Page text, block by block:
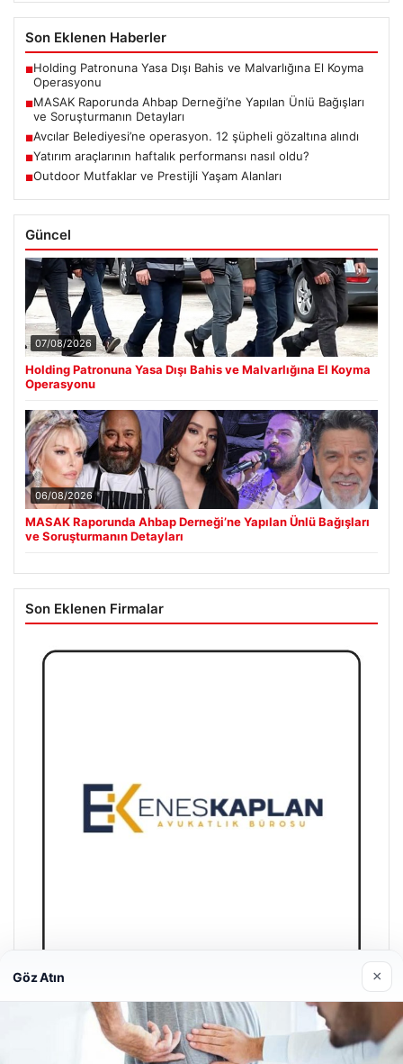
Son Eklenen Haberler
■Holding Patronuna Yasa Dışı Bahis ve Malvarlığına El Koyma
Operasyonu
■MASAK Raporunda Ahbap Derneği’ne Yapılan Ünlü Bağışları
ve Soruşturmanın Detayları
■Avcılar Belediyesi’ne operasyon. 12 şüpheli gözaltına alındı
■Yatırım araçlarının haftalık performansı nasıl oldu?
■Outdoor Mutfaklar ve Prestijli Yaşam Alanları
Güncel
07/08/2026
Holding Patronuna Yasa Dışı Bahis ve Malvarlığına El Koyma
Operasyonu
06/08/2026
MASAK Raporunda Ahbap Derneği’ne Yapılan Ünlü Bağışları
ve Soruşturmanın Detayları
Son Eklenen Firmalar
Enes Kaplan Avukatlık Bürosu
Göz Atın ×